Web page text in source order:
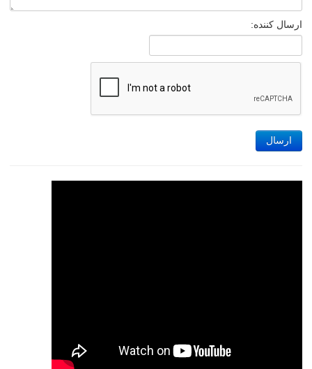
ارسال کننده:
ارسال